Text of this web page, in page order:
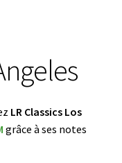
LR Classics Los
grâce à ses notes